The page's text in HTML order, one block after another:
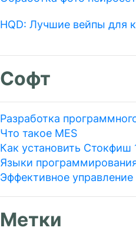
HQD: Лучшие вейпы для
Софт
Разработка
Что такое MES
Как установить Стокфиш
Языки
Эффективное
Метки